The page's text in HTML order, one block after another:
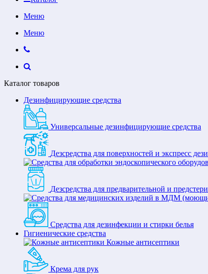
Меню
Меню
Каталог товаров
Дезинфицирующие средства
Универсальные дезинфицирующие средства
Дезсредства для поверхностей и экспресс
Дезсредства для предварительной и
Средства для дезинфекции и стирки белья
Гигиенические средства
Кожные антисептики
Крема для рук